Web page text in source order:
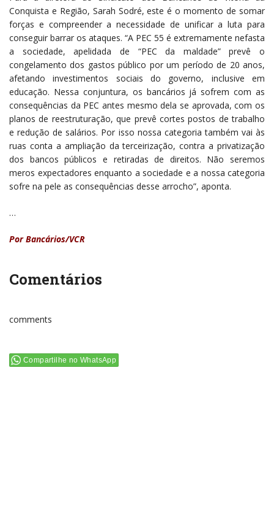
Conquista e Região, Sarah Sodré, este é o momento de somar
forças e compreender a necessidade de unificar a luta para
conseguir barrar os ataques. “A PEC 55 é extremamente nefasta
a sociedade, apelidada de “PEC da maldade” prevê o
congelamento dos gastos público por um período de 20 anos,
afetando investimentos sociais do governo, inclusive em
educação. Nessa conjuntura, os bancários já sofrem com as
consequências da PEC antes mesmo dela se aprovada, com os
planos de reestruturação, que prevê cortes postos de trabalho
e redução de salários. Por isso nossa categoria também vai às
ruas conta a ampliação da terceirização, contra a privatização
dos bancos públicos e retiradas de direitos. Não seremos
meros expectadores enquanto a sociedade e a nossa categoria
sofre na pele as consequências desse arrocho”, aponta.
…
Por Bancários/VCR
Comentários
comments
Compartilhe no WhatsApp